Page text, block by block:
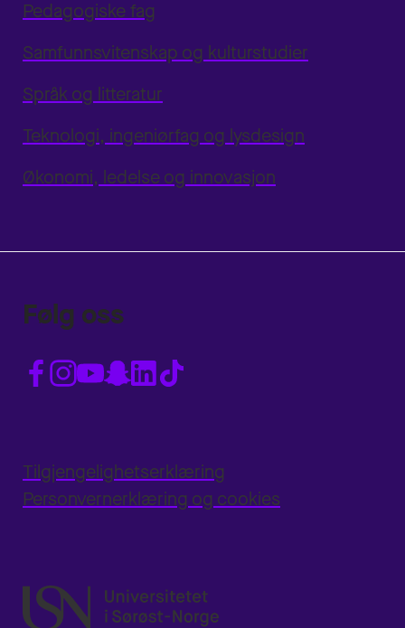
Pedagogiske fag
Samfunnsvitenskap og kulturstudier
Språk og litteratur
Teknologi, ingeniørfag og lysdesign
Økonomi, ledelse og innovasjon
Følg oss
Tilgjengelighetserklæring
Personvernerklæring og cookies